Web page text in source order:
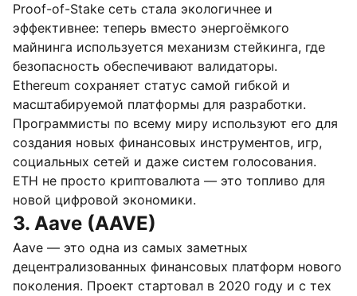
Proof-of-Stake сеть стала экологичнее и
эффективнее: теперь вместо энергоёмкого
майнинга используется механизм стейкинга, где
безопасность обеспечивают валидаторы.
Ethereum сохраняет статус самой гибкой и
масштабируемой платформы для разработки.
Программисты по всему миру используют его для
создания новых финансовых инструментов, игр,
социальных сетей и даже систем голосования.
ETH не просто криптовалюта — это топливо для
новой цифровой экономики.
3. Aave (AAVE)
Aave — это одна из самых заметных
децентрализованных финансовых платформ нового
поколения. Проект стартовал в 2020 году и с тех